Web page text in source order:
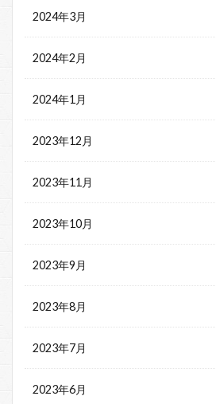
2024年3月
2024年2月
2024年1月
2023年12月
2023年11月
2023年10月
2023年9月
2023年8月
2023年7月
2023年6月